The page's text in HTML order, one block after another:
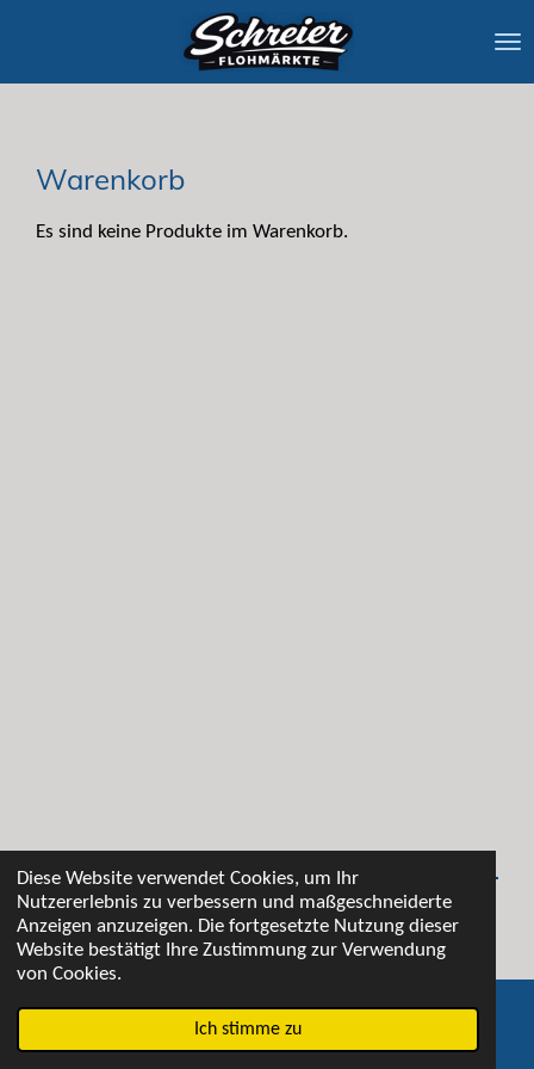
Diese Website verwendet Cookies, um Ihr
Nutzererlebnis zu verbessern und maßgeschneiderte
Anzeigen anzuzeigen. Die fortgesetzte Nutzung dieser
Website bestätigt Ihre Zustimmung zur Verwendung
von Cookies.
Ich stimme zu
springen
Warenkorb
Es sind keine Produkte im Warenkorb.
© 2021 Marktveranstaltungen Schreier
Telefon